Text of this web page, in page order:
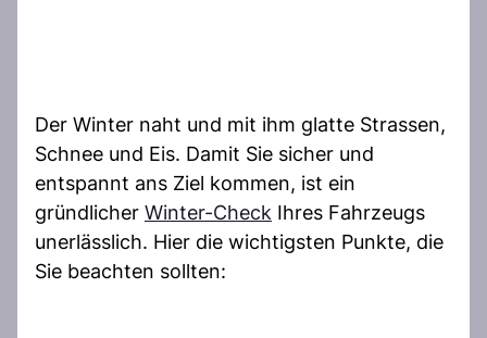
Der Winter naht und mit ihm glatte Strassen,
Schnee und Eis. Damit Sie sicher und
entspannt ans Ziel kommen, ist ein
gründlicher Winter-Check Ihres Fahrzeugs
unerlässlich. Hier die wichtigsten Punkte, die
Sie beachten sollten: